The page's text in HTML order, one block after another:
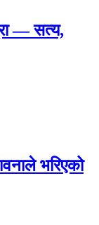
— सत्य,
भरिएको